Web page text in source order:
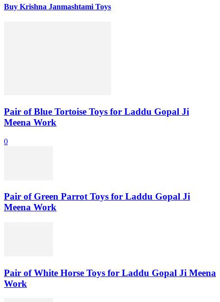
Buy Krishna Janmashtami Toys
Pair of Blue Tortoise Toys for Laddu Gopal Ji
Meena Work
0
Pair of Green Parrot Toys for Laddu Gopal Ji
Meena Work
Pair of White Horse Toys for Laddu Gopal Ji Meena
Work